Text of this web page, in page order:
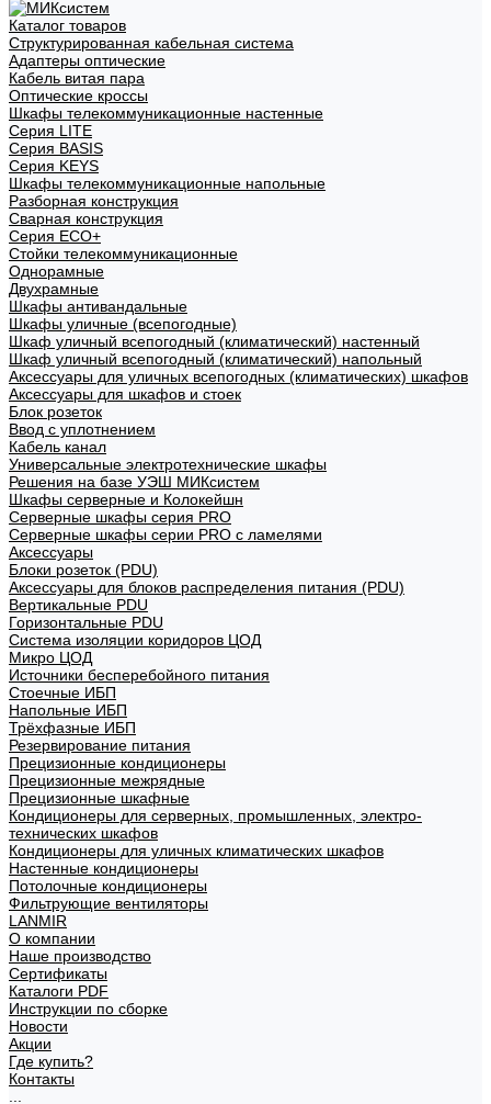
Каталог товаров
Структурированная кабельная система
Адаптеры оптические
Кабель витая пара
Оптические кроссы
Шкафы телекоммуникационные настенные
Cерия LITE
Cерия BASIS
Cерия KEYS
Шкафы телекоммуникационные напольные
Разборная конструкция
Сварная конструкция
Серия ECO+
Стойки телекоммуникационные
Однорамные
Двухрамные
Шкафы антивандальные
Шкафы уличные (всепогодные)
Шкаф уличный всепогодный (климатический) настенный
Шкаф уличный всепогодный (климатический) напольный
Аксессуары для уличных всепогодных (климатических) шкафов
Аксессуары для шкафов и стоек
Блок розеток
Ввод с уплотнением
Кабель канал
Универсальные электротехнические шкафы
Решения на базе УЭШ МИКсистем
Шкафы серверные и Колокейшн
Серверные шкафы серия PRO
Серверные шкафы серии PRO с ламелями
Аксессуары
Блоки розеток (PDU)
Аксессуары для блоков распределения питания (PDU)
Вертикальные PDU
Горизонтальные PDU
Система изоляции коридоров ЦОД
Микро ЦОД
Источники бесперебойного питания
Стоечные ИБП
Напольные ИБП
Трёхфазные ИБП
Резервирование питания
Прецизионные кондиционеры
Прецизионные межрядные
Прецизионные шкафные
Кондиционеры для серверных, промышленных, электро-
технических шкафов
Кондиционеры для уличных климатических шкафов
Настенные кондиционеры
Потолочные кондиционеры
Фильтрующие вентиляторы
LANMIR
О компании
Наше производство
Сертификаты
Каталоги PDF
Инструкции по сборке
Новости
Акции
Где купить?
Контакты